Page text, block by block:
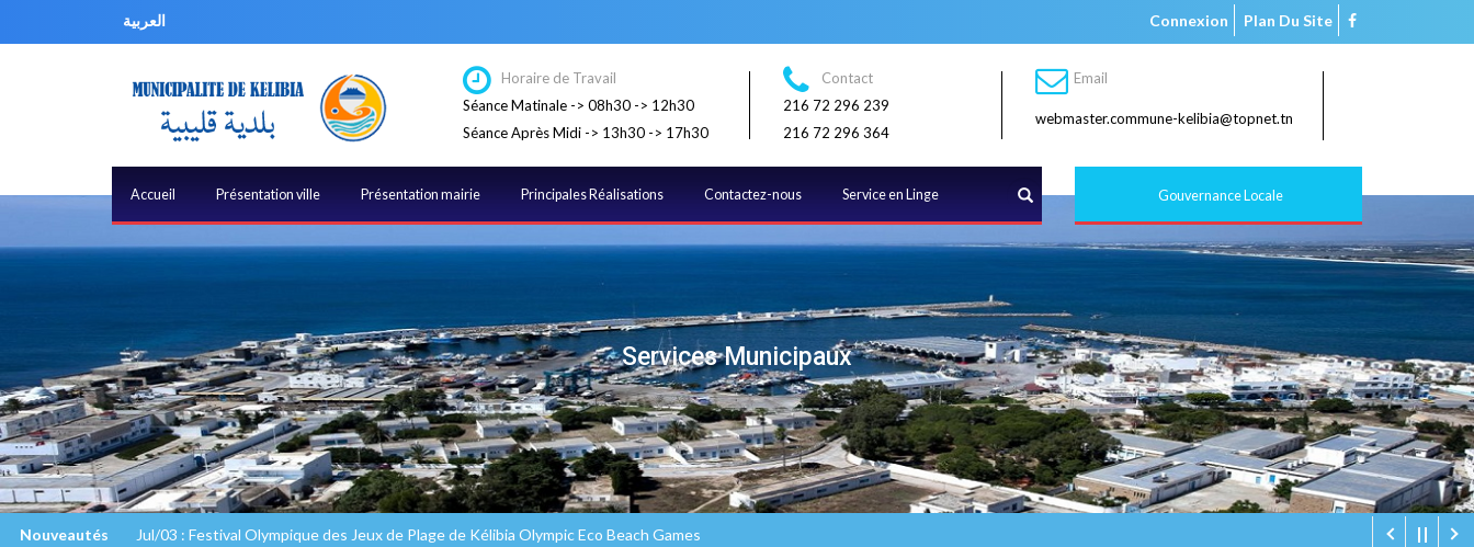
العربية Connexion Plan Du Site
Horaire de Travail
Séance Matinale -> 08h30 -> 12h30
Séance Après Midi -> 13h30 -> 17h30
Contact
216 72 296 239
216 72 296 364
Email
webmaster.commune-kelibia@topnet.tn
Services Municipaux
Nouveautés Jul/03 : Festival Olympique des Jeux de Plage de Kélibia Olympic Eco Beach Games
Accueil Présentation ville Présentation mairie Principales Réalisations Contactez-nous Service en Linge Rechercher Gouvernance Locale